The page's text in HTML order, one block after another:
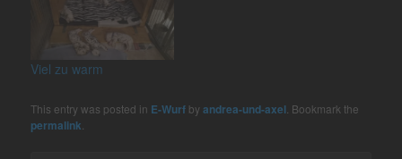
Viel zu warm
This entry was posted in E-Wurf byandrea-und-axel . Bookmark the
permalink